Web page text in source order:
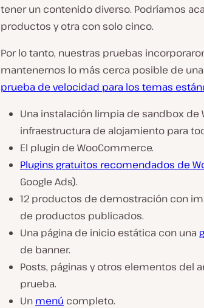
tener un contenido diverso. Podríamos
productos y otra con solo cinco.
Por lo tanto, nuestras pruebas
mantenernos lo más cerca posible de
prueba de velocidad para los temas
Una instalación limpia de sandbox de
infraestructura de alojamiento para
El plugin de WooCommerce.
Plugins gratuitos recomendados de
Google Ads).
12 productos de demostración con
de productos publicados.
Una página de inicio estática con una
de banner.
Posts, páginas y otros elementos del
prueba.
Un menú completo.